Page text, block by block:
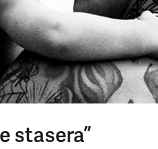
stasera”